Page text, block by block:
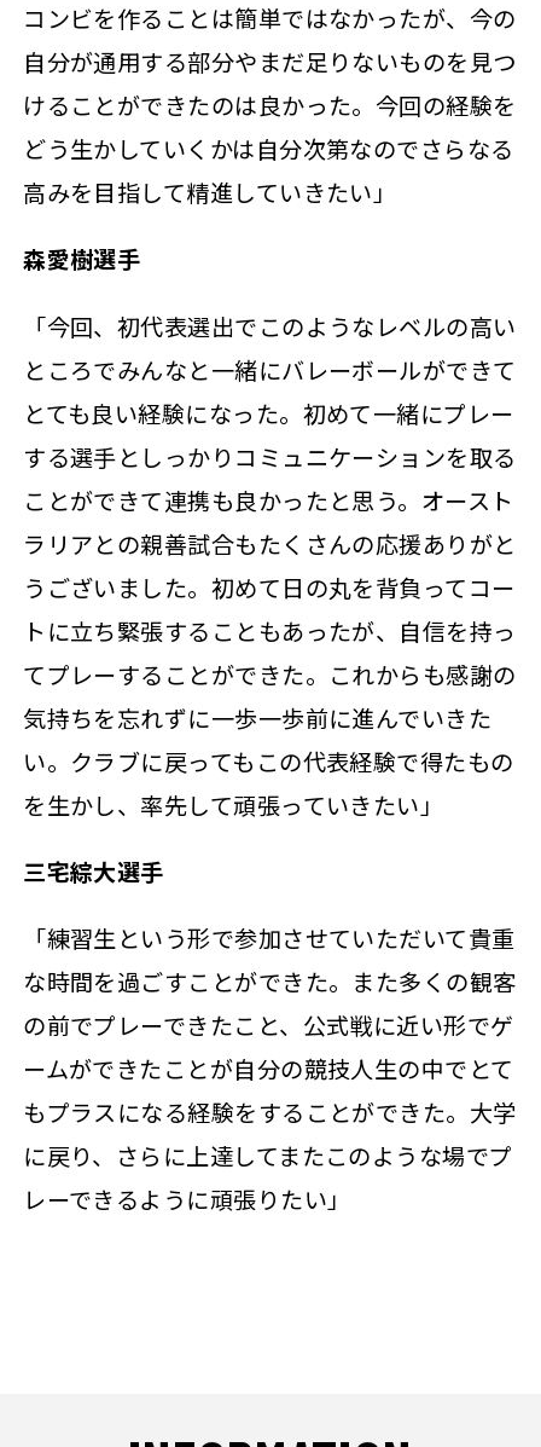
コンビを作ることは簡単ではなかったが、今の
自分が通用する部分やまだ足りないものを見つ
けることができたのは良かった。今回の経験を
どう生かしていくかは自分次第なのでさらなる
高みを目指して精進していきたい」
森愛樹選手
「今回、初代表選出でこのようなレベルの高い
ところでみんなと一緒にバレーボールができて
とても良い経験になった。初めて一緒にプレー
する選手としっかりコミュニケーションを取る
ことができて連携も良かったと思う。オースト
ラリアとの親善試合もたくさんの応援ありがと
うございました。初めて日の丸を背負ってコー
トに立ち緊張することもあったが、自信を持っ
てプレーすることができた。これからも感謝の
気持ちを忘れずに一歩一歩前に進んでいきた
い。クラブに戻ってもこの代表経験で得たもの
を生かし、率先して頑張っていきたい」
三宅綜大選手
「練習生という形で参加させていただいて貴重
な時間を過ごすことができた。また多くの観客
の前でプレーできたこと、公式戦に近い形でゲ
ームができたことが自分の競技人生の中でとて
もプラスになる経験をすることができた。大学
に戻り、さらに上達してまたこのような場でプ
レーできるように頑張りたい」